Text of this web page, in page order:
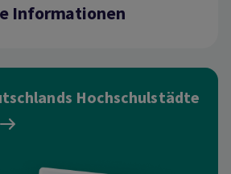
Informationen
Hochschulstädte